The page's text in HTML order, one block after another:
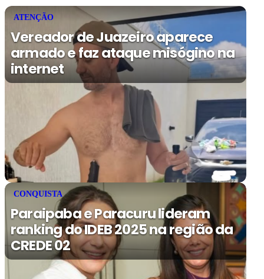
ATENÇÃO
Vereador de Juazeiro aparece
armado e faz ataque misógino na
internet
CONQUISTA
Paraipaba e Paracuru lideram
ranking do IDEB 2025 na região da
CREDE 02